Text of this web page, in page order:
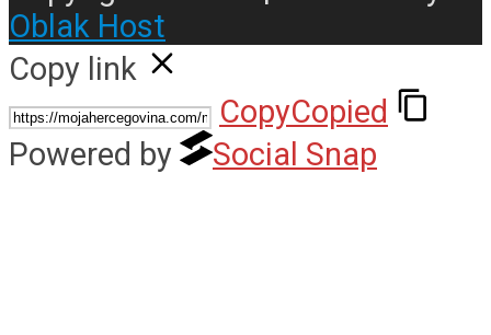
Oblak Host
Copy link
CopyCopied
Powered by
Social Snap